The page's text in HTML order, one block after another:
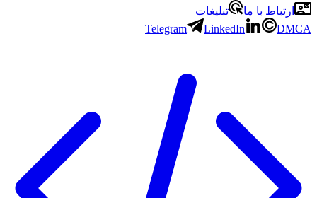
ارتباط با ما
تبلیغات
Telegram
LinkedIn DMCA